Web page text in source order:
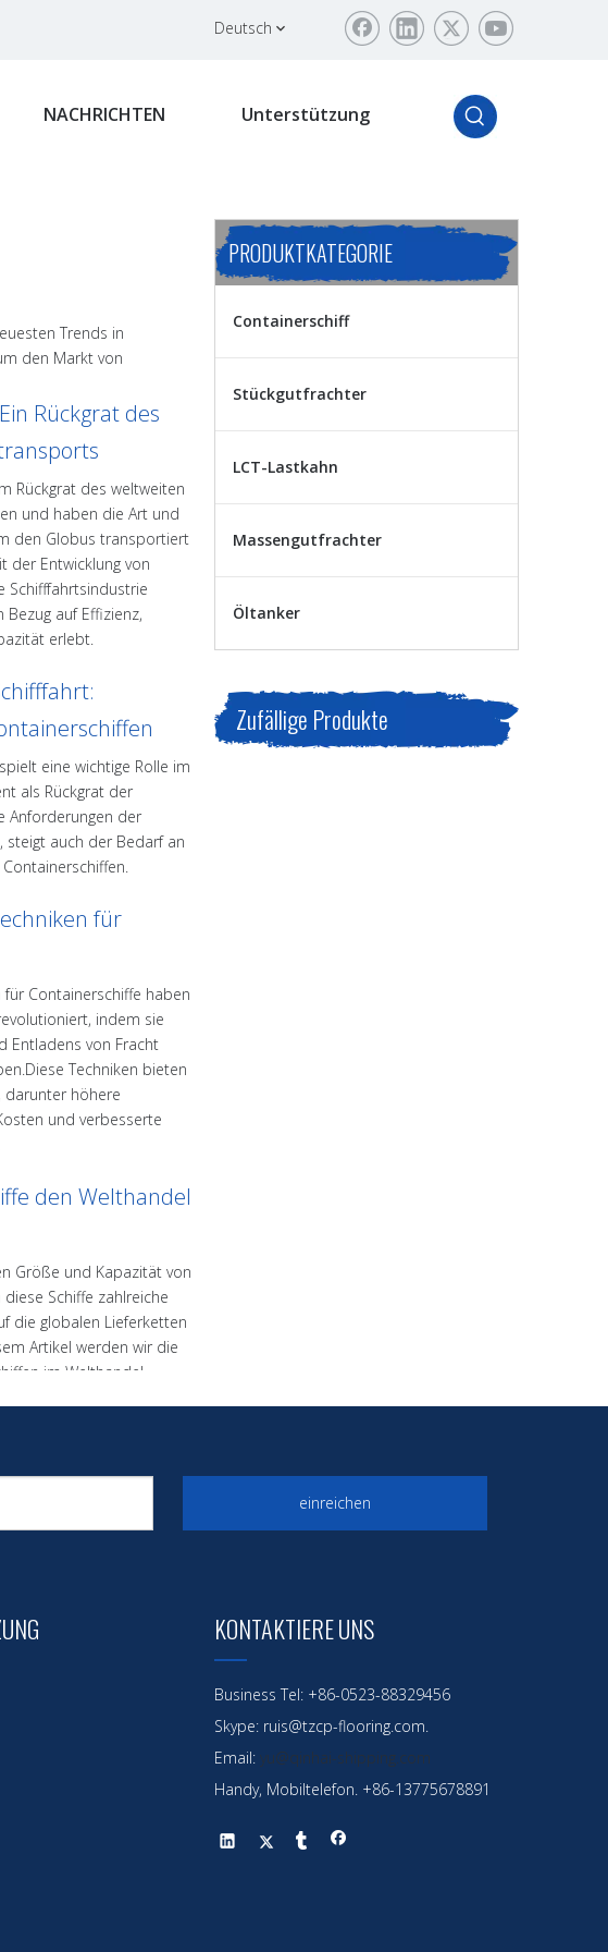
Deutsch
NACHRICHTEN Unterstützung
Trends in
den Markt von
Rückgrat des
Rückgrat des weltweiten
und haben die Art und
den Globus transportiert
der Entwicklung von
Schifffahrtsindustrie
auf Effizienz,
erlebt.
eine wichtige Rolle im
als Rückgrat der
Anforderungen der
steigt auch der Bedarf an
für
Containerschiffe haben
indem sie
Entladens von Fracht
Techniken bieten
darunter höhere
und verbesserte
den Welthandel
Größe und Kapazität von
Schiffe zahlreiche
die globalen Lieferketten
Artikel werden wir die
im Welthandel
PRODUKTKATEGORIE
Containerschiff
Stückgutfrachter
LCT-Lastkahn
Massengutfrachter
Öltanker
Zufällige Produkte
einreichen
KONTAKTIERE UNS
Business Tel: +86-0523-88329456
Skype: ruis@tzcp-flooring.com.
Email: yu@qinhai-shipping.com
Handy, Mobiltelefon. +86-13775678891